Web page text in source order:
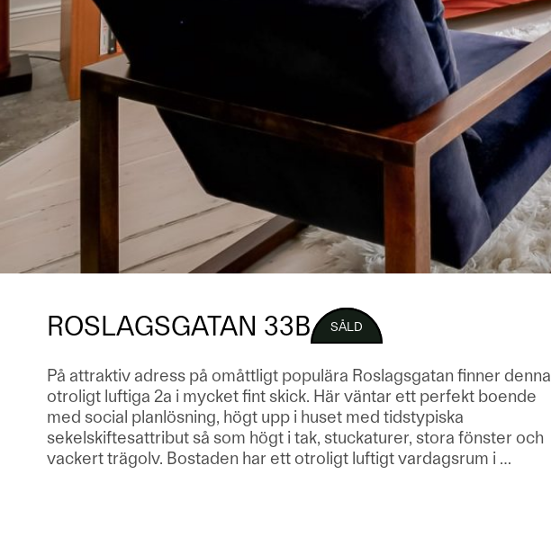
ROSLAGSGATAN 33B SÅLD
På attraktiv adress på omåttligt populära Roslagsgatan finner denna
otroligt luftiga 2a i mycket fint skick. Här väntar ett perfekt boende
med social planlösning, högt upp i huset med tidstypiska
sekelskiftesattribut så som högt i tak, stuckaturer, stora fönster och
vackert trägolv. Bostaden har ett otroligt luftigt vardagsrum i …